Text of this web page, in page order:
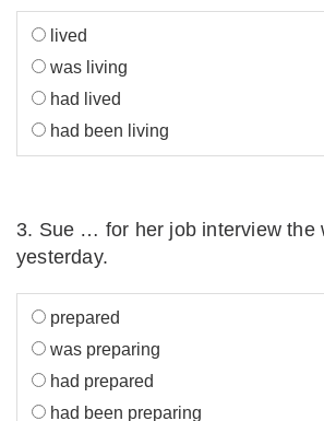
lived
was living
had lived
had been living
3. Sue … for her job interview the
yesterday.
prepared
was preparing
had prepared
had been preparing